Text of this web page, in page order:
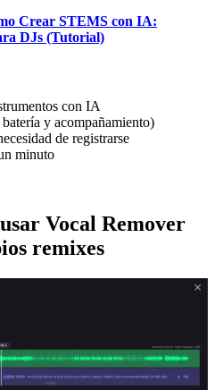
Crear STEMS con IA:
DJs (Tutorial)
con IA
y acompañamiento)
de registrarse
minuto
Vocal Remover
remixes